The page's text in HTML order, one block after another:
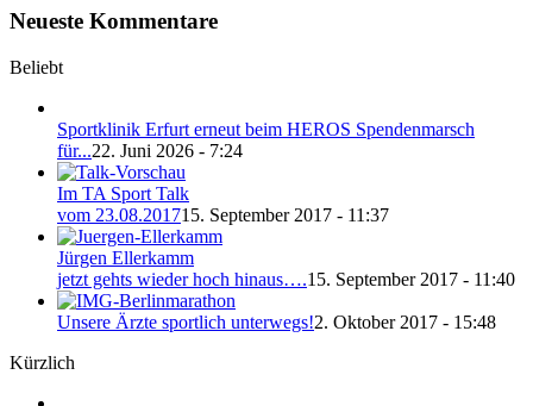
Neueste Kommentare
Beliebt
Sportklinik Erfurt erneut beim HEROS Spendenmarsch
für...22. Juni 2026 - 7:24
Im TA Sport Talk
vom 23.08.201715. September 2017 - 11:37
Jürgen Ellerkamm
jetzt gehts wieder hoch hinaus….15. September 2017 - 11:40
Unsere Ärzte sportlich unterwegs!2. Oktober 2017 - 15:48
Kürzlich